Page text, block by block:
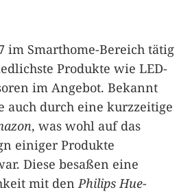
im Smarthome-Bereich tätig
Produkte wie LED-
im Angebot. Bekannt
auch durch eine kurzzeitige
, was wohl auf das
einiger Produkte
Diese besaßen eine
mit den Philips Hue-